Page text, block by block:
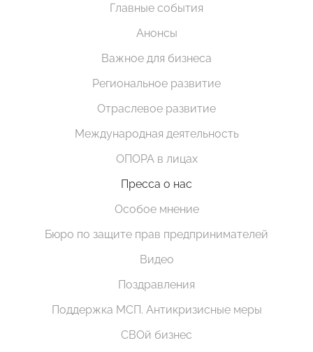
Главные события
Анонсы
Важное для бизнеса
Региональное развитие
Отраслевое развитие
Международная деятельность
ОПОРА в лицах
Пресса о нас
Особое мнение
Бюро по защите прав предпринимателей
Видео
Поздравления
Поддержка МСП. Антикризисные меры
СВОй бизнес